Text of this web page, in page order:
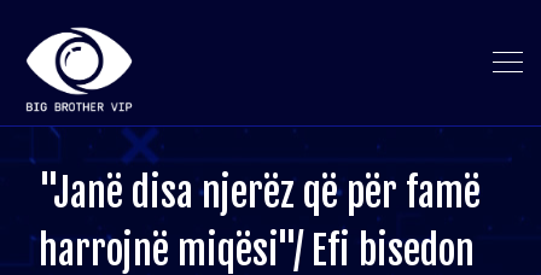
"Janë disa njerëz që për famë
harrojnë miqësi"/ Efi bisedon